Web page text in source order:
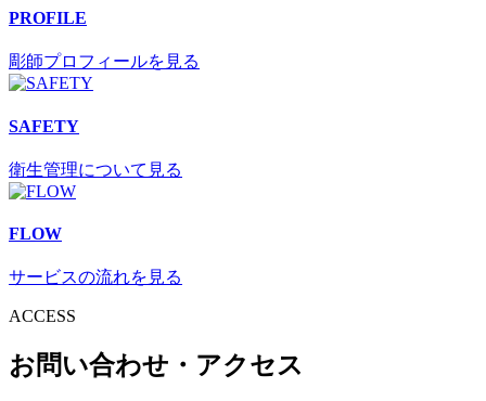
PROFILE
彫師プロフィールを見る
SAFETY
衛生管理について見る
FLOW
サービスの流れを見る
ACCESS
お問い合わせ・アクセス